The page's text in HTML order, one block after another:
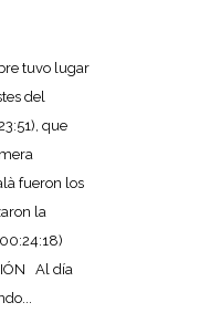
tuvo lugar
del
que
fueron los
la
Al día